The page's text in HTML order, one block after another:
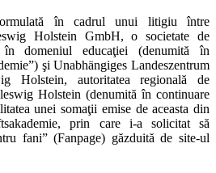
în cadrul unui litigiu între
Holstein GmbH, o societate de
domeniul educaţiei (denumită în
şi Unabhängiges Landeszentrum
Holstein, autoritatea regională de
Holstein (denumită în continuare
unei somaţii emise de aceasta din
prin care i-a solicitat să
fani” (Fanpage) găzduită de site-ul